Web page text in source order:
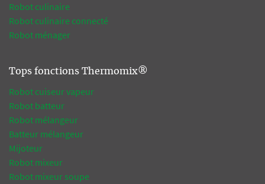
Robot culinaire
Robot culinaire connecté
Robot ménager
Tops fonctions Thermomix®
Robot cuiseur vapeur
Robot batteur
Robot mélangeur
Batteur mélangeur
Mijoteur
Robot mixeur
Robot mixeur soupe